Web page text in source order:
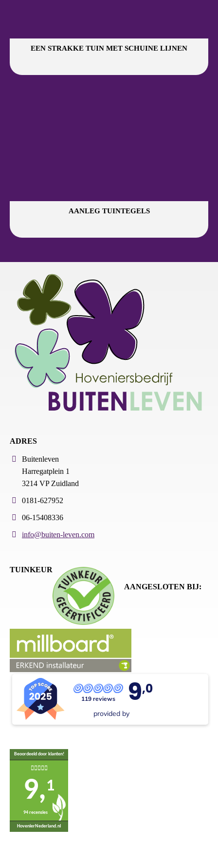
EEN STRAKKE TUIN MET SCHUINE LIJNEN
AANLEG TUINTEGELS
ADRES
Buitenleven
Harregatplein 1
3214 VP Zuidland
0181-627952
06-15408336
info@buiten-leven.com
TUINKEUR
AANGESLOTEN BIJ:
119 reviews 9,0
provided by
Beoordeeld door klanten!
9,1
94 recensies
HovenierNederland.nl